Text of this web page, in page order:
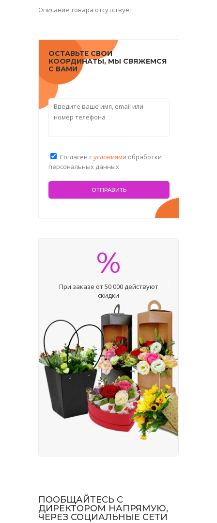
Описание товара отсутствует
ОСТАВЬТЕ СВОИ
КООРДИНАТЫ, МЫ СВЯЖЕМСЯ
С ВАМИ
Согласен сусловиями обработки
персональных данных
%
При заказе от 50 000 действуют
скидки
ПООБЩАЙТЕСЬ С
ДИРЕКТОРОМ НАПРЯМУЮ,
ЧЕРЕЗ СОЦИАЛЬНЫЕ СЕТИ